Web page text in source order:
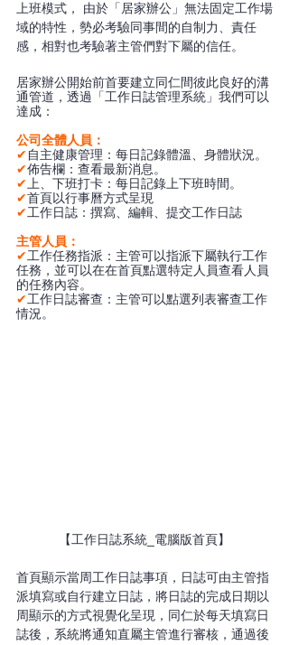
上班模式， 由於「居家辦公」無法固定工作場
域的特性，勢必考驗同事間的自制力、責任
感，相對也考驗著主管們對下屬的信任。
居家辦公開始前首要建立同仁間彼此良好的溝
通管道，透過「工作日誌管理系統」我們可以
達成：
公司全體人員：
✔ 自主健康管理：每日記錄體溫、身體狀況。
✔佈告欄：查看最新消息。
✔ 上、下班打卡：每日記錄上下班時間。
✔首頁以行事曆方式呈現
✔工作日誌：撰寫、編輯、提交工作日誌
主管人員：
✔工作任務指派：主管可以指派下屬執行工作
任務，並可以在在首頁點選特定人員查看人員
的任務內容。
✔工作日誌審查：主管可以點選列表審查工作
情況。
【工作日誌系統_電腦版首頁】
首頁顯示當周工作日誌事項，日誌可由主管指
派填寫或自行建立日誌，將日誌的完成日期以
周顯示的方式視覺化呈現，同仁於每天填寫日
誌後，系統將通知直屬主管進行審核，通過後